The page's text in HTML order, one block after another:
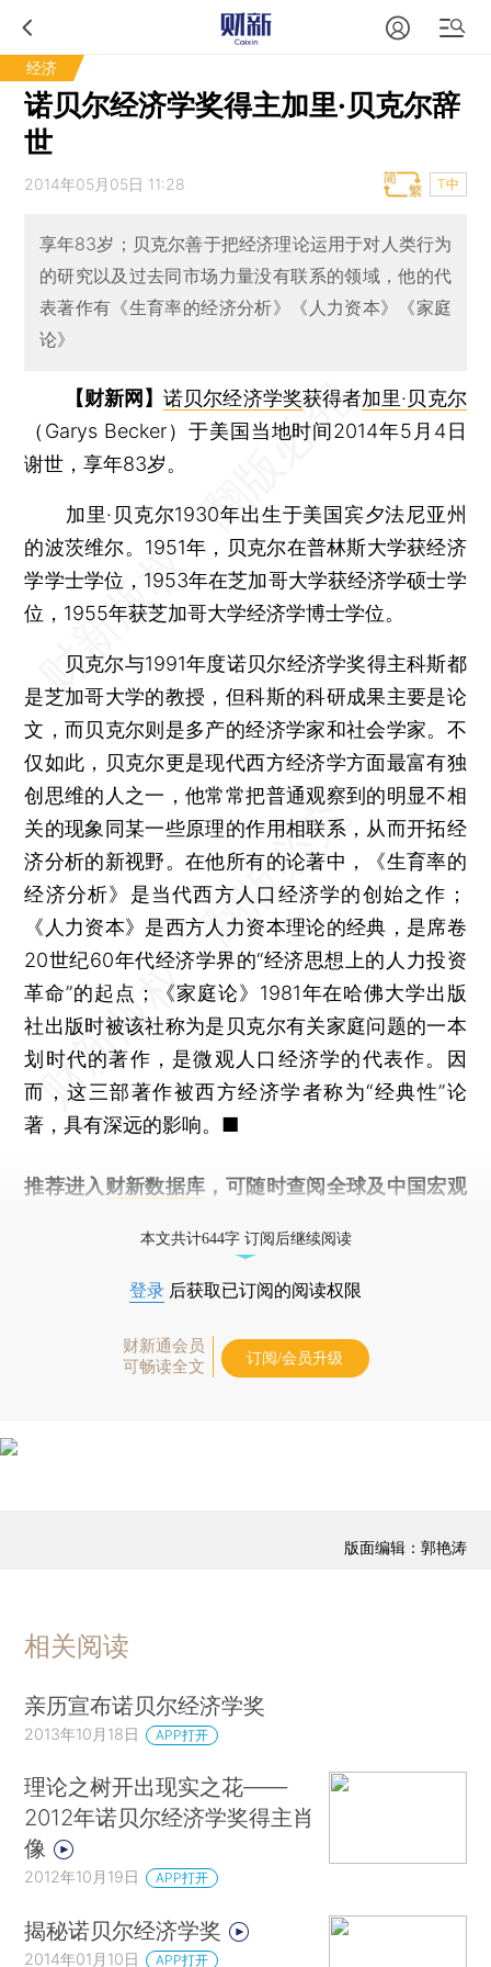
经济
诺贝尔经济学奖得主加里·贝克尔辞
世
2014年05月05日 11:28 T中
享年83岁；贝克尔善于把经济理论运用于对人类行为
的研究以及过去同市场力量没有联系的领域，他的代
表著作有《生育率的经济分析》《人力资本》《家庭
论》
【财新网】诺贝尔经济学奖获得者加里·贝克尔
（Garys Becker）于美国当地时间2014年5月4日
谢世，享年83岁。
加里·贝克尔1930年出生于美国宾夕法尼亚州
的波茨维尔。1951年，贝克尔在普林斯大学获经济
学学士学位，1953年在芝加哥大学获经济学硕士学
位，1955年获芝加哥大学经济学博士学位。
贝克尔与1991年度诺贝尔经济学奖得主科斯都
是芝加哥大学的教授，但科斯的科研成果主要是论
文，而贝克尔则是多产的经济学家和社会学家。不
仅如此，贝克尔更是现代西方经济学方面最富有独
创思维的人之一，他常常把普通观察到的明显不相
关的现象同某一些原理的作用相联系，从而开拓经
济分析的新视野。在他所有的论著中，《生育率的
经济分析》是当代西方人口经济学的创始之作；
《人力资本》是西方人力资本理论的经典，是席卷
20世纪60年代经济学界的“经济思想上的人力投资
革命”的起点；《家庭论》1981年在哈佛大学出版
社出版时被该社称为是贝克尔有关家庭问题的一本
划时代的著作，是微观人口经济学的代表作。因
而，这三部著作被西方经济学者称为“经典性”论
著，具有深远的影响。■
推荐进入 财新数据库 ，可随时查阅全球及中国宏观
本文共计644字 订阅后继续阅读
登录 后获取已订阅的阅读权限
财新通会员
可畅读全文
订阅/会员升级
版面编辑：郭艳涛
相关阅读
亲历宣布诺贝尔经济学奖
2013年10月18日 APP打开
理论之树开出现实之花——
2012年诺贝尔经济学奖得主肖
像
2012年10月19日 APP打开
揭秘诺贝尔经济学奖
2014年01月10日 APP打开